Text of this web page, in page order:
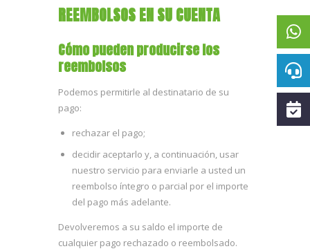
REEMBOLSOS EN SU CUENTA
Cómo pueden producirse los
reembolsos
Podemos permitirle al destinatario de su
pago:
rechazar el pago;
decidir aceptarlo y, a continuación, usar
nuestro servicio para enviarle a usted un
reembolso íntegro o parcial por el importe
del pago más adelante.
Devolveremos a su saldo el importe de
cualquier pago rechazado o reembolsado.